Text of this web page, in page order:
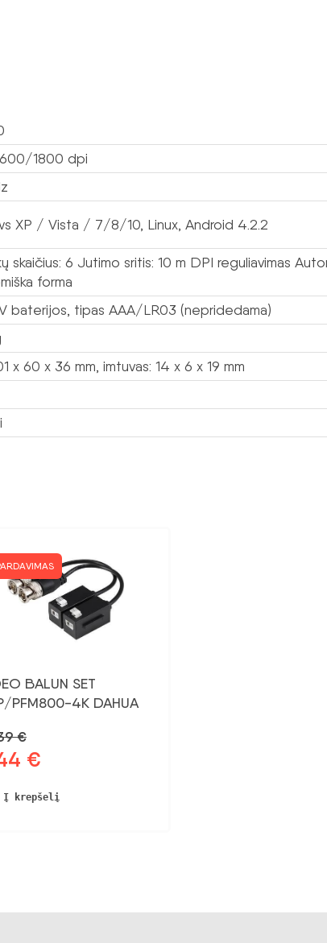
1800 dpi
XP / Vista / 7/8/10, Linux, Android 4.2.2
skaičius: 6 Jutimo sritis: 10 m DPI reguliavimas
forma
baterijos, tipas AAA/LR03 (nepridedama)
x 60 x 36 mm, imtuvas: 14 x 6 x 19 mm
BALUN SET
PFM800-4K DAHUA
€
€
6,44 €.
Į krepšelį